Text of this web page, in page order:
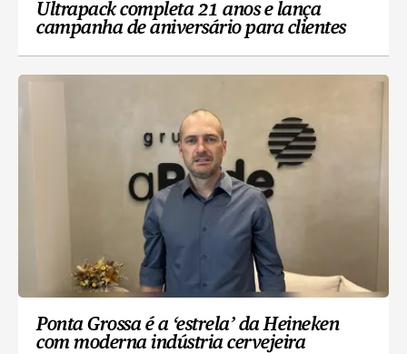
Ultrapack completa 21 anos e lança
campanha de aniversário para clientes
Ponta Grossa é a ‘estrela’ da Heineken
com moderna indústria cervejeira